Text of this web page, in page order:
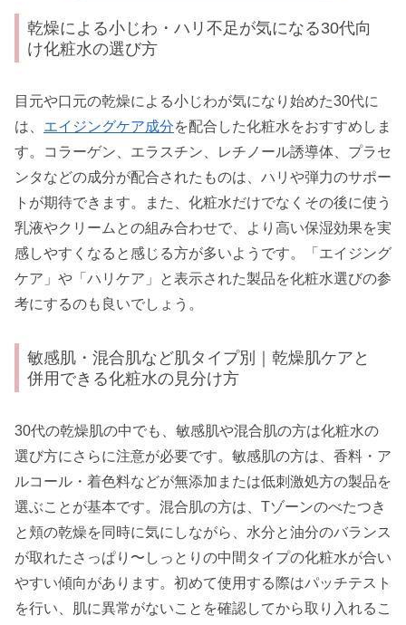
乾燥による小じわ・ハリ不足が気になる30代向
け化粧水の選び方
目元や口元の乾燥による小じわが気になり始めた30代に
は、 エイジングケア成分を配合した化粧水をおすすめしま
す。コラーゲン、エラスチン、レチノール誘導体、プラセ
ンタなどの成分が配合されたものは、ハリや弾力のサポー
トが期待できます。また、化粧水だけでなくその後に使う
乳液やクリームとの組み合わせで、より高い保湿効果を実
感しやすくなると感じる方が多いようです。「エイジング
ケア」や「ハリケア」と表示された製品を化粧水選びの参
考にするのも良いでしょう。
敏感肌・混合肌など肌タイプ別｜乾燥肌ケアと
併用できる化粧水の見分け方
30代の乾燥肌の中でも、敏感肌や混合肌の方は化粧水の
選び方にさらに注意が必要です。敏感肌の方は、香料・ア
ルコール・着色料などが無添加または低刺激処方の製品を
選ぶことが基本です。混合肌の方は、Tゾーンのべたつき
と頬の乾燥を同時に気にしながら、水分と油分のバランス
が取れたさっぱり〜しっとりの中間タイプの化粧水が合い
やすい傾向があります。初めて使用する際はパッチテスト
を行い、肌に異常がないことを確認してから取り入れるこ